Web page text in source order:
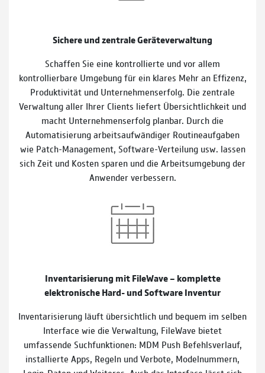
Sichere und zentrale Geräteverwaltung
Schaffen Sie eine kontrollierte und vor allem
kontrollierbare Umgebung für ein klares Mehr an Effizenz,
Produktivität und Unternehmenserfolg. Die zentrale
Verwaltung aller Ihrer Clients liefert Übersichtlichkeit und
macht Unternehmenserfolg planbar. Durch die
Automatisierung arbeitsaufwändiger Routineaufgaben
wie Patch-Management, Software-Verteilung usw. lassen
sich Zeit und Kosten sparen und die Arbeitsumgebung der
Anwender verbessern.
Inventarisierung mit FileWave – komplette
elektronische Hard- und Software Inventur
Inventarisierung läuft übersichtlich und bequem im selben
Interface wie die Verwaltung, FileWave bietet
umfassende Suchfunktionen: MDM Push Befehlsverlauf,
installierte Apps, Regeln und Verbote, Modelnummern,